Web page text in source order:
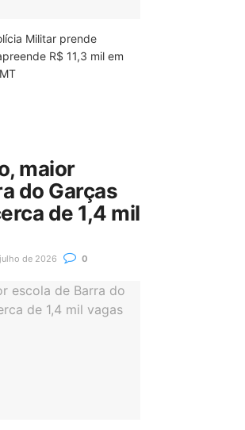
Militar prende
R$ 11,3 mil em
maior
do Garças
de 1,4 mil
de 2026 0